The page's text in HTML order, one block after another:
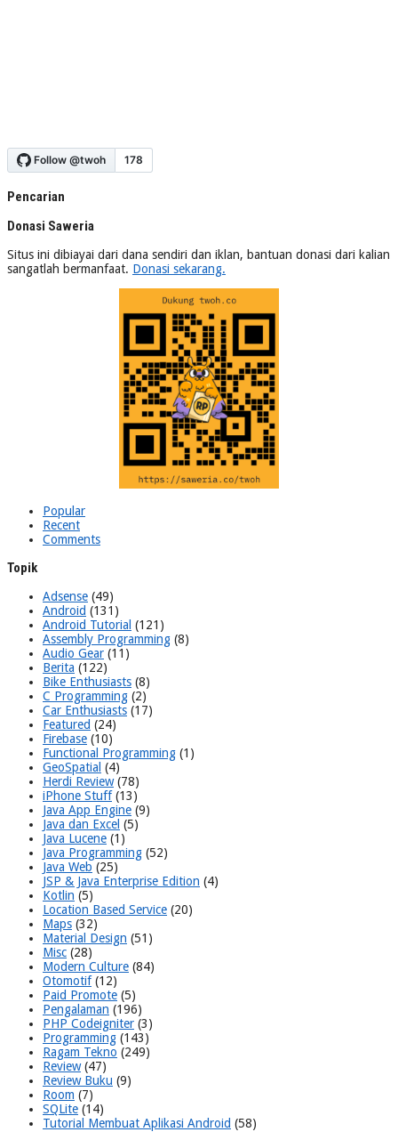
Pencarian
Donasi Saweria
Situs ini dibiayai dari dana sendiri dan iklan, bantuan donasi dari kalian
sangatlah bermanfaat. Donasi sekarang.
Popular
Recent
Comments
Topik
Adsense (49)
Android (131)
Android Tutorial (121)
Assembly Programming (8)
Audio Gear (11)
Berita (122)
Bike Enthusiasts (8)
C Programming (2)
Car Enthusiasts (17)
Featured (24)
Firebase (10)
Functional Programming (1)
GeoSpatial (4)
Herdi Review(78)
iPhone Stuff(13)
Java App Engine (9)
Java dan Excel (5)
Java Lucene (1)
Java Programming (52)
Java Web (25)
JSP & Java Enterprise Edition (4)
Kotlin (5)
Location Based Service (20)
Maps (32)
Material Design (51)
Misc (28)
Modern Culture (84)
Otomotif(12)
Paid Promote (5)
Pengalaman (196)
PHP Codeigniter (3)
Programming (143)
Ragam Tekno (249)
Review(47)
Review Buku (9)
Room (7)
SQLite (14)
Tutorial Membuat Aplikasi Android (58)